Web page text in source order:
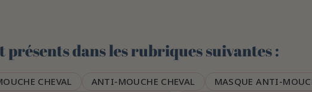
présents dans les rubriques suivantes :
CHEVAL ANTI-MOUCHE CHEVAL MASQUE ANTI-